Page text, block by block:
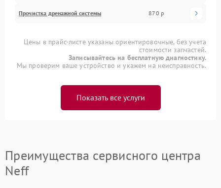
Прочистка дренажной системы 870 р
Цены в прайс-листе указаны ориентировочные, без учета
стоимости запчастей.
Записывайтесь на бесплатную диагностику.
Мы проверим ваше устройство и укажем на неисправность.
Показать все услуги
Преимущества сервисного центра
Neff